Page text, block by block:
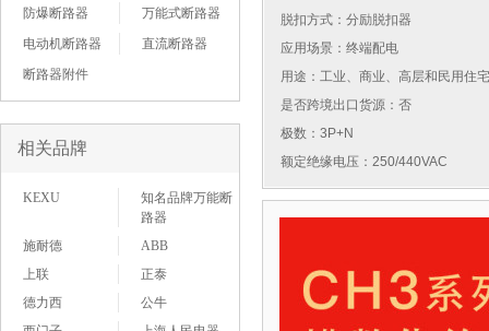
防爆断路器
万能式断路器
电动机断路器
直流断路器
断路器附件
相关品牌
KEXU
知名品牌万能断
路器
施耐德
ABB
上联
正泰
德力西
公牛
脱扣方式：分励脱扣器
应用场景：终端配电
用途：工业、商业、高层和民用住
是否跨境出口货源：否
极数：3P+N
额定绝缘电压：250/440VAC